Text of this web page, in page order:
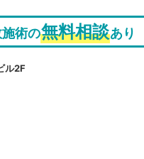
術の無料相談あり
ル2F